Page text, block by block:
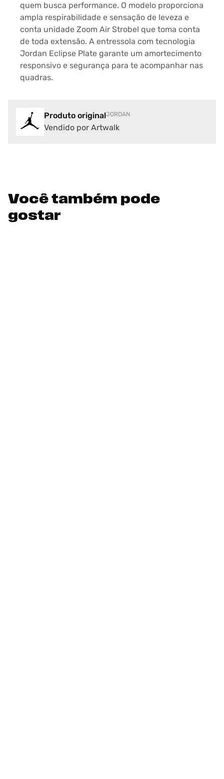
quem busca performance. O modelo proporciona
ampla respirabilidade e sensação de leveza e
conta unidade Zoom Air Strobel que toma conta
de toda extensão. A entressola com tecnologia
Jordan Eclipse Plate garante um amortecimento
responsivo e segurança para te acompanhar nas
quadras.
Produto originalJORDAN
Vendido por Artwalk
Você também pode
gostar